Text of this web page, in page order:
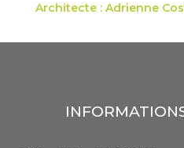
Architecte : Adrienne